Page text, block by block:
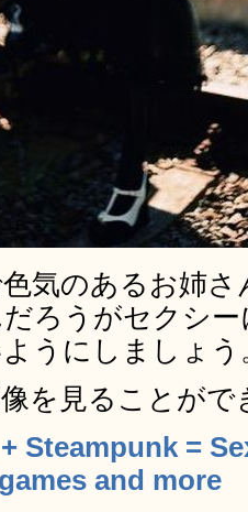
気のあるお姉
ろうがセクシ
うにしましょう
を見ることがで
Steampunk =
and more